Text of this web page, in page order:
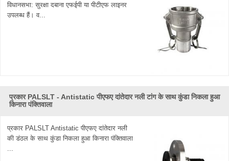
विधानसभा: सुरक्षा दबाना एफईपी या पीटीएफ लाइनर
उपलब्ध हैं। व...
प्रकार PALSLT - Antistatic पीएफए ​​दांतेदार नली टांग के साथ कुंडा निकला हुआ
किनारा पंक्तिवाला
प्रकार PALSLT Antistatic पीएफए ​​दांतेदार नली
की डंठल के साथ कुंडा निकला हुआ किनारा पंक्तिवाला